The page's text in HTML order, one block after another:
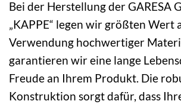
Bei der Herstellung der GARESA
„KAPPE“ legen wir größten Wert
Verwendung hochwertiger
garantieren wir eine lange
Freude an Ihrem Produkt. Die
Konstruktion sorgt dafür, dass